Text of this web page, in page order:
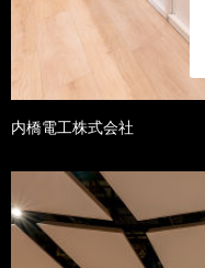
内橋電工株式会社